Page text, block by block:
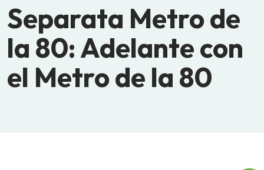
Separata Metro de
la 80: Adelante con
el Metro de la 80